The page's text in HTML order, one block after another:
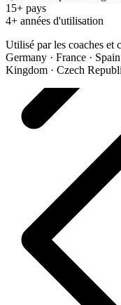
15+ pays
4+ années d'utilisation
Utilisé par les coaches et
Germany · France ·
Kingdom · Czech